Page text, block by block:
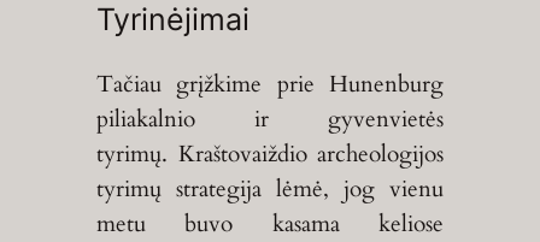
Tyrinėjimai
Tačiau grįžkime prie Hunenburg
piliakalnio ir gyvenvietės
tyrimų. Kraštovaiždio archeologijos
tyrimų strategija lėmė, jog vienu
metu buvo kasama keliose